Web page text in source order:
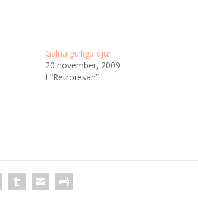
Galna gulliga djur
20 november, 2009
I ”Retroresan”